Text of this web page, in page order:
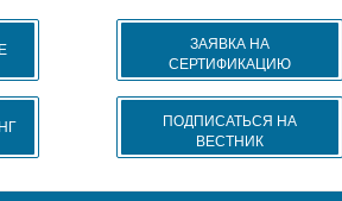
ЗАЯВКА НА
СЕРТИФИКАЦИЮ
ПОДПИСАТЬСЯ НА
ВЕСТНИК